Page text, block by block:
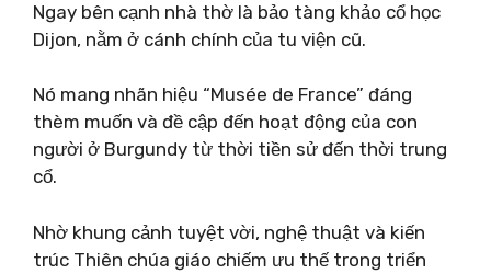
Ngay bên cạnh nhà thờ là bảo tàng khảo cổ học
Dijon, nằm ở cánh chính của tu viện cũ.
Nó mang nhãn hiệu “Musée de France” đáng
thèm muốn và đề cập đến hoạt động của con
người ở Burgundy từ thời tiền sử đến thời trung
cổ.
Nhờ khung cảnh tuyệt vời, nghệ thuật và kiến ​​
trúc Thiên chúa giáo chiếm ưu thế trong triển